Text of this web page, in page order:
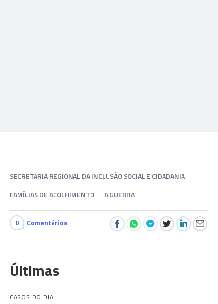
SECRETARIA REGIONAL DA INCLUSÃO SOCIAL E CIDADANIA
FAMÍLIAS DE ACOLHIMENTO
A GUERRA
0 Comentários
Últimas
CASOS DO DIA